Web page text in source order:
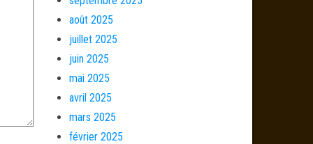
août 2025
juillet 2025
juin 2025
mai 2025
avril 2025
mars 2025
février 2025